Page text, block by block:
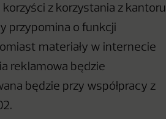
z korzystania z kantoru
przypomina o funkcji
materiały w internecie
reklamowa będzie
będzie przy współpracy z